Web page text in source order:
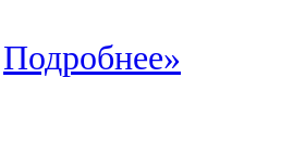
Подробнее»